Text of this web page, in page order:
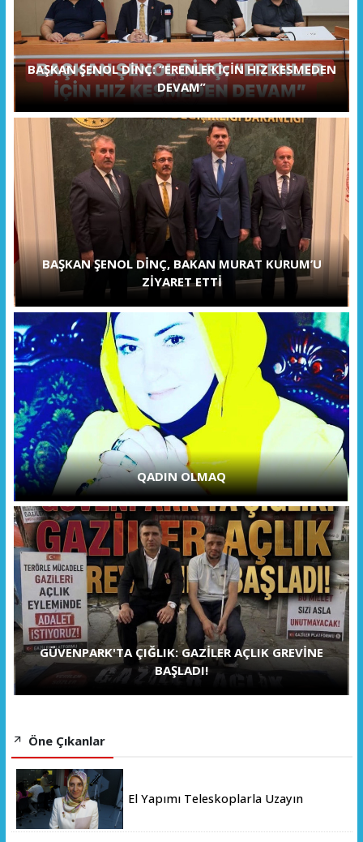
BAŞKAN ŞENOL DİNÇ: “ERENLER İÇİN HIZ KESMEDEN
DEVAM”
BAŞKAN ŞENOL DİNÇ, BAKAN MURAT KURUM’U
ZİYARET ETTİ
QADIN OLMAQ
GÜVENPARK'TA ÇIĞLIK: GAZİLER AÇLIK GREVİNE
BAŞLADI!
Öne Çıkanlar
El Yapımı Teleskoplarla Uzayın